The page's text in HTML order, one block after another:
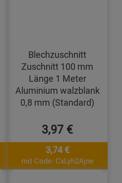
Blechzuschnitt
Zuschnitt 100 mm
Länge 1 Meter
Aluminium walzblank
0,8 mm (Standard)
3,97 €
3,74 €
mit Code: CxLyh2Ajne